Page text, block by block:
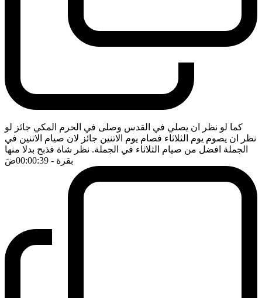
كما لو نظر ان يصلي في القدس وصلى في الحرم المكي جائز لو
نظر ان يصوم يوم الثلاثاء فصام يوم الاتنين جائز لان صيام الاتنين في
الجملة افضل من صيام الثلاثاء في الجملة. نظر شاة فذبح بدلا منها
بقرة - 00:00:39 ضَ